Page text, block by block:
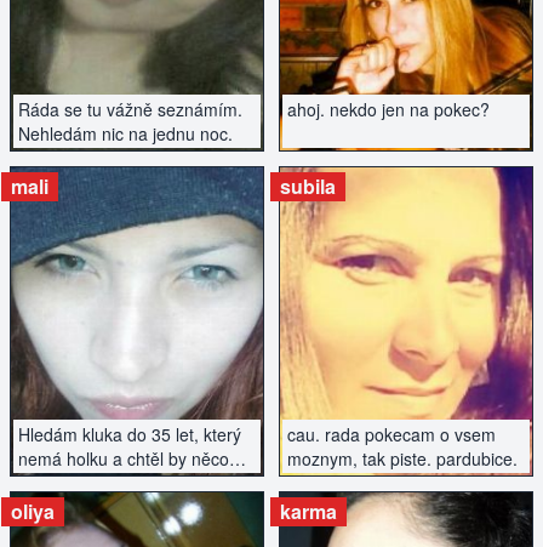
Ráda se tu vážně seznámím.
Nehledám nic na jednu noc.
ahoj. nekdo jen na pokec?
Hledám kluka do 35 let, který
nemá holku a chtěl by něco
podniknout....
mali
ZOBRAZIT INZERÁT
cau. rada pokecam o vsem
moznym, tak piste. pardubice.
subila
ZOBRAZIT INZERÁT
oliya karma